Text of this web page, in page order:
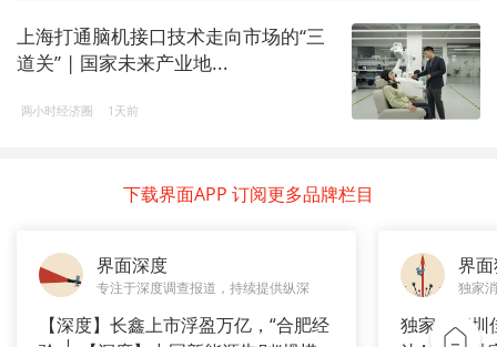
上海打通脑机接口技术走向市场的“三
道关” | 国家未来产业地...
两小时经济圈 1天前
下载界面APP 订阅更多品牌栏目
界面深度
专注于深度调查报道，持续提供纵深
【深度】长鑫上市浮盈万亿，“合肥经
界
独家
独家｜深圳